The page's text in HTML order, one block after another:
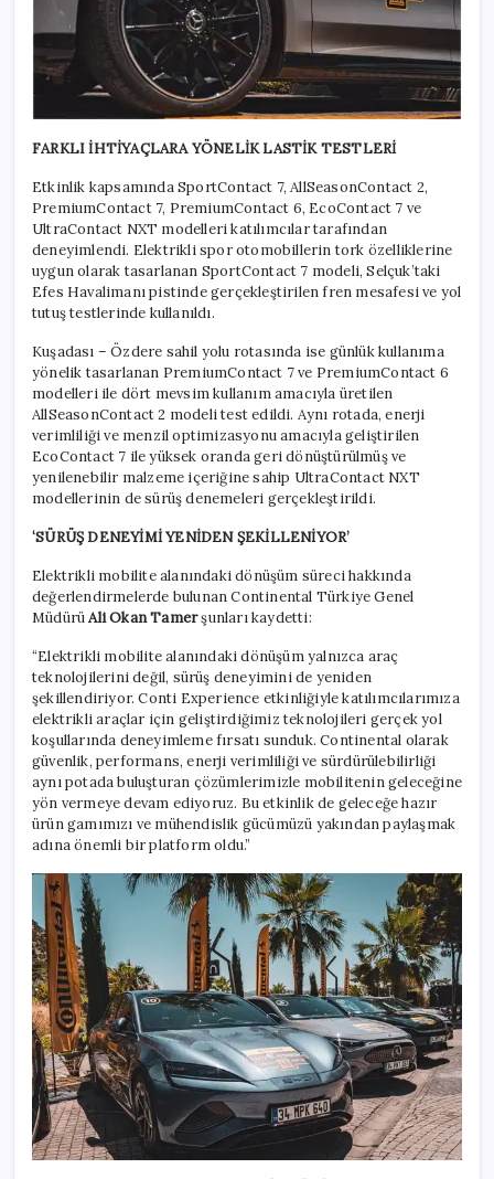
FARKLI İHTİYAÇLARA YÖNELİK LASTİK TESTLERİ
Etkinlik kapsamında SportContact 7, AllSeasonContact 2,
PremiumContact 7, PremiumContact 6, EcoContact 7 ve
UltraContact NXT modelleri katılımcılar tarafından
deneyimlendi. Elektrikli spor otomobillerin tork özelliklerine
uygun olarak tasarlanan SportContact 7 modeli, Selçuk’taki
Efes Havalimanı pistinde gerçekleştirilen fren mesafesi ve yol
tutuş testlerinde kullanıldı.
Kuşadası – Özdere sahil yolu rotasında ise günlük kullanıma
yönelik tasarlanan PremiumContact 7 ve PremiumContact 6
modelleri ile dört mevsim kullanım amacıyla üretilen
AllSeasonContact 2 modeli test edildi. Aynı rotada, enerji
verimliliği ve menzil optimizasyonu amacıyla geliştirilen
EcoContact 7 ile yüksek oranda geri dönüştürülmüş ve
yenilenebilir malzeme içeriğine sahip UltraContact NXT
modellerinin de sürüş denemeleri gerçekleştirildi.
‘SÜRÜŞ DENEYİMİ YENİDEN ŞEKİLLENİYOR’
Elektrikli mobilite alanındaki dönüşüm süreci hakkında
değerlendirmelerde bulunan Continental Türkiye Genel
MüdürüAli Okan Tamerşunları kaydetti:
“Elektrikli mobilite alanındaki dönüşüm yalnızca araç
teknolojilerini değil, sürüş deneyimini de yeniden
şekillendiriyor. Conti Experience etkinliğiyle katılımcılarımıza
elektrikli araçlar için geliştirdiğimiz teknolojileri gerçek yol
koşullarında deneyimleme fırsatı sunduk. Continental olarak
güvenlik, performans, enerji verimliliği ve sürdürülebilirliği
aynı potada buluşturan çözümlerimizle mobilitenin geleceğine
yön vermeye devam ediyoruz. Bu etkinlik de geleceğe hazır
ürün gamımızı ve mühendislik gücümüzü yakından paylaşmak
adına önemli bir platform oldu.”